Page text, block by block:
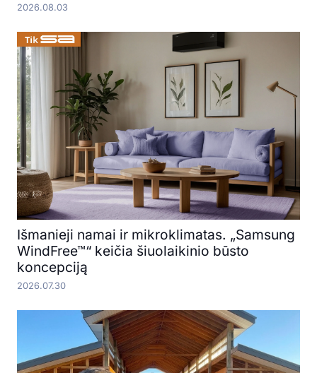
2026.08.03
Išmanieji namai ir mikroklimatas. „Samsung
WindFree™“ keičia šiuolaikinio būsto
koncepciją
2026.07.30